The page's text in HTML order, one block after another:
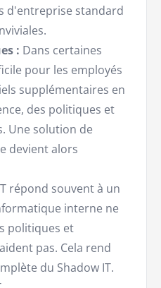
d'entreprise standard
: Dans certaines
pour les employés
supplémentaires en
des politiques et
Une solution de
devient alors
répond souvent à un
interne ne
politiques et
pas. Cela rend
du Shadow IT.